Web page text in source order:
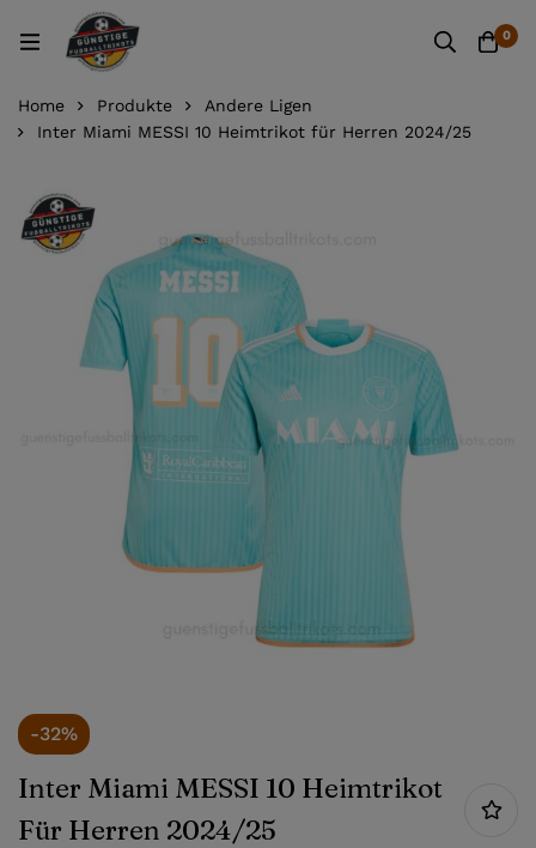
0
Home Produkte
Andere Ligen
Inter Miami MESSI 10 Heimtrikot für Herren 2024/25
-32%
Inter Miami MESSI 10 Heimtrikot
Für Herren 2024/25